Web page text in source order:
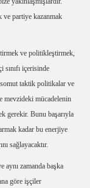
ve partiye kazanmak
ve politikleştirmek,
içerisinde
taktik politikalar ve
mevzideki mücadelenin
gerekir. Bunu başarıyla
kadar bu enerjiye
sağlayacaktır.
aynı zamanda başka
göre işçiler